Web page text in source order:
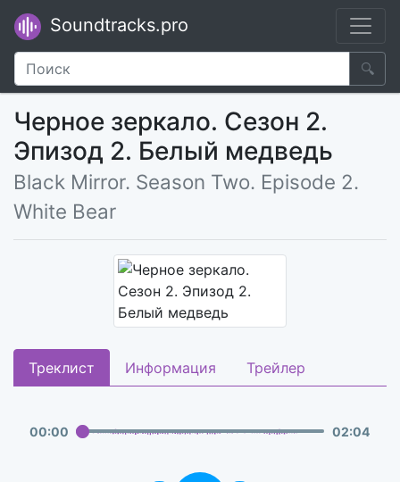
Soundtracks.pro
🔍
Черное зеркало. Сезон 2.
Эпизод 2. Белый медведь
Black Mirror. Season Two. Episode 2.
White Bear
Треклист Информация Трейлер
00:00 02:04